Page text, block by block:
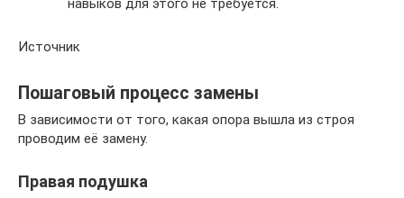
навыков для этого не требуется.
Источник
Пошаговый процесс замены
В зависимости от того, какая опора вышла из строя
проводим её замену.
Правая подушка